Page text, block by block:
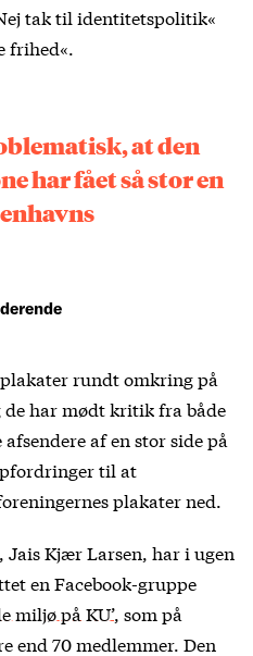
tak til identitetspolitik«
frihed«.
at den
har fået så stor en
rundt omkring på
de har mødt kritik fra både
af en stor side på
til at
plakater ned.
Kjær Larsen, har i ugen
en Facebook-gruppe
miljø på KU’, som på
end 70 medlemmer. Den